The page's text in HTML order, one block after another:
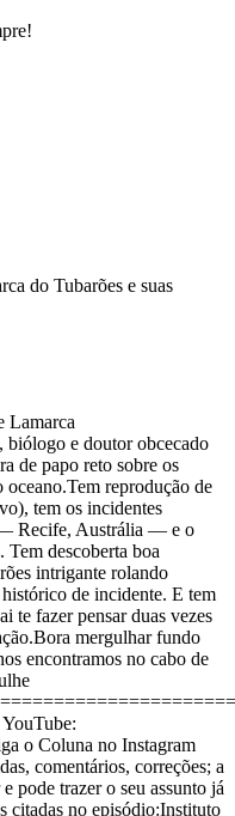
do Tubarões e suas
Lamarca
biólogo e doutor obcecado
de papo reto sobre os
reprodução de
tem os incidentes
— Recife, Austrália — e o
Tem descoberta boa
intrigante rolando
de incidente. E tem
te fazer pensar duas vezes
mergulhar fundo
encontramos no cabo de
o Coluna no Instagram
comentários, correções; a
pode trazer o seu assunto já
citadas no episódio:Instituto